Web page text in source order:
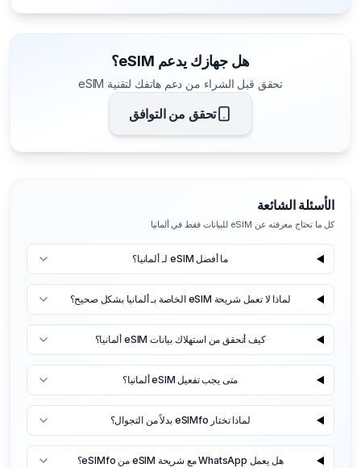
هل جهازك يدعم eSIM؟
تحقق قبل الشراء من دعم هاتفك لتقنية eSIM
تحقق من التوافق
الأسئلة الشائعة
كل ما تحتاج معرفته عن eSIM للبيانات فقط في ألمانيا
ما أفضل eSIM لـ ألمانيا؟
لماذا لا تعمل شريحة eSIM الخاصة بـ ألمانيا بشكل صحيح؟
كيف أتحقق من استهلاك بيانات eSIM ألمانيا؟
متى يجب تفعيل eSIM ألمانيا؟
لماذا تختار eSIMfo بدلاً من التجوال؟
هل يعمل WhatsApp مع شريحة eSIM من eSIMfo؟